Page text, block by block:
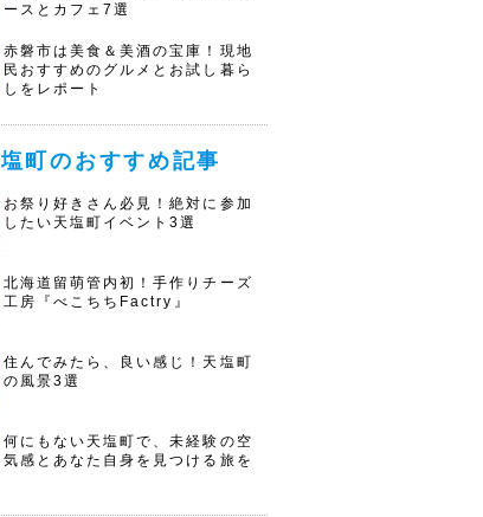
ースとカフェ7選
赤磐市は美食＆美酒の宝庫！現地
民おすすめのグルメとお試し暮ら
しをレポート
町のおすすめ記事
お祭り好きさん必見！絶対に参加
したい天塩町イベント3選
北海道留萌管内初！手作りチーズ
工房『べこちちFactry』
住んでみたら、良い感じ！天塩町
の風景3選
何にもない天塩町で、未経験の空
気感とあなた自身を見つける旅を